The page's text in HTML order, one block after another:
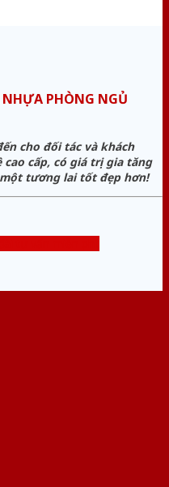
PHÒNG NGỦ
cho đối tác và khách
cấp, có giá trị gia tăng
tương lai tốt đẹp hơn!
tư vấn miễn phí: